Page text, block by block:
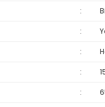
:
:
:
:
: